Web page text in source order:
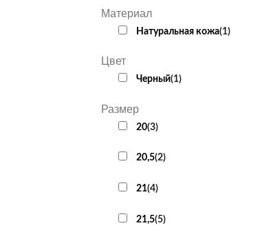
Материал
Натуральная кожа(1)
Цвет
Черный(1)
Размер
20(3)
20,5(2)
21(4)
21,5(5)